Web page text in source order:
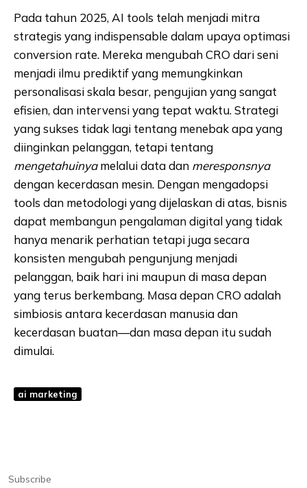
Pada tahun 2025, AI tools telah menjadi mitra
strategis yang indispensable dalam upaya optimasi
conversion rate. Mereka mengubah CRO dari seni
menjadi ilmu prediktif yang memungkinkan
personalisasi skala besar, pengujian yang sangat
efisien, dan intervensi yang tepat waktu. Strategi
yang sukses tidak lagi tentang menebak apa yang
diinginkan pelanggan, tetapi tentang
mengetahuinyamelalui data dan meresponsnya
dengan kecerdasan mesin. Dengan mengadopsi
tools dan metodologi yang dijelaskan di atas, bisnis
dapat membangun pengalaman digital yang tidak
hanya menarik perhatian tetapi juga secara
konsisten mengubah pengunjung menjadi
pelanggan, baik hari ini maupun di masa depan
yang terus berkembang. Masa depan CRO adalah
simbiosis antara kecerdasan manusia dan
kecerdasan buatan—dan masa depan itu sudah
dimulai.
ai marketing
Subscribe